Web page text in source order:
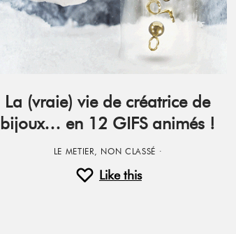
La (vraie) vie de créatrice de
bijoux… en 12 GIFS animés !
LE METIER NON CLASSÉ ·
Like this